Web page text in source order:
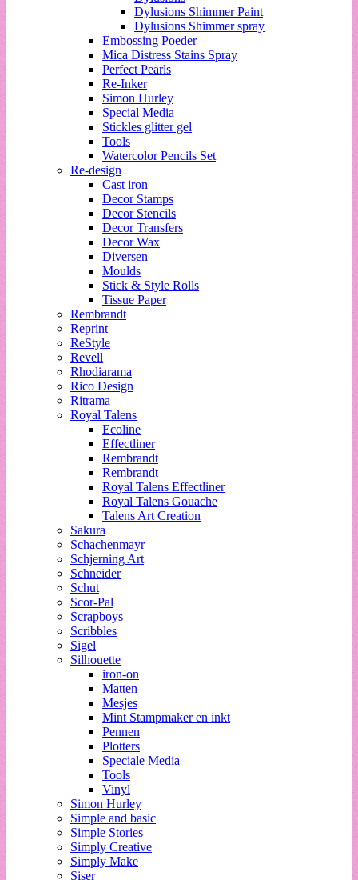
Dylusions Shimmer Paint
Dylusions Shimmer spray
Embossing Poeder
Mica Distress Stains Spray
Perfect Pearls
Re-Inker
Simon Hurley
Special Media
Stickles glitter gel
Tools
Watercolor Pencils Set
Re-design
Cast iron
Decor Stamps
Decor Stencils
Decor Transfers
Decor Wax
Diversen
Moulds
Stick & Style Rolls
Tissue Paper
Rembrandt
Reprint
ReStyle
Revell
Rhodiarama
Rico Design
Ritrama
Royal Talens
Ecoline
Effectliner
Rembrandt
Rembrandt
Royal Talens Effectliner
Royal Talens Gouache
Talens Art Creation
Sakura
Schachenmayr
Schjerning Art
Schneider
Schut
Scor-Pal
Scrapboys
Scribbles
Sigel
Silhouette
iron-on
Matten
Mesjes
Mint Stampmaker en inkt
Pennen
Plotters
Speciale Media
Tools
Vinyl
Simon Hurley
Simple and basic
Simple Stories
Simply Creative
Simply Make
Siser